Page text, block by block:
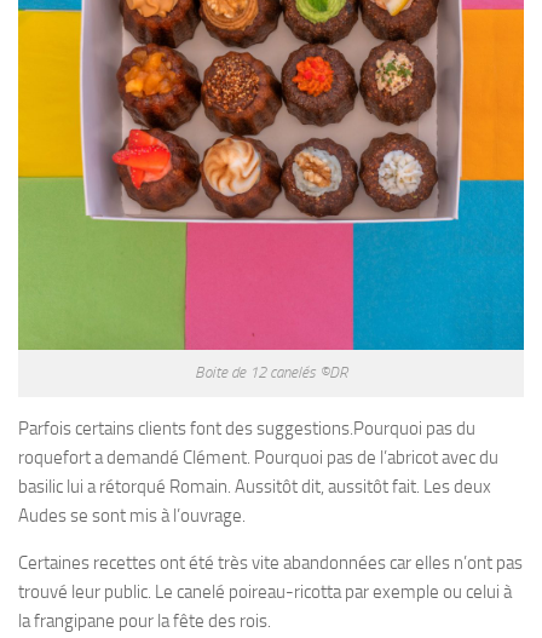
Boite de 12 canelés ©DR
Parfois certains clients font des suggestions.Pourquoi pas du
roquefort a demandé Clément. Pourquoi pas de l’abricot avec du
basilic lui a rétorqué Romain. Aussitôt dit, aussitôt fait. Les deux
Audes se sont mis à l’ouvrage.
Certaines recettes ont été très vite abandonnées car elles n’ont pas
trouvé leur public. Le canelé poireau-ricotta par exemple ou celui à
la frangipane pour la fête des rois.